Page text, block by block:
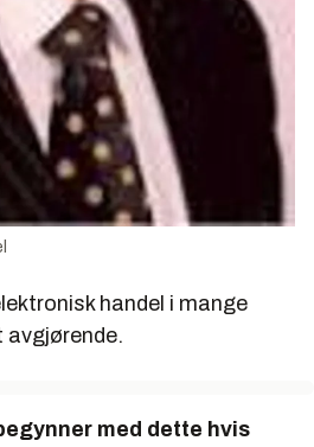
handel i mange
med dette hvis